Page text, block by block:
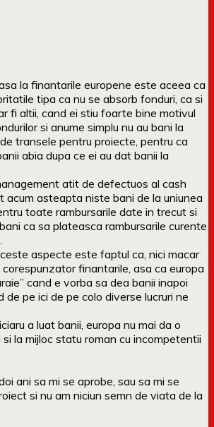
la finantarile europene este aceea ca
tipa ca nu se absorb fonduri, ca si
fi altii, cand ei stiu foarte bine motivul
si anume simplu nu au bani la
transele pentru proiecte, pentru ca
abia dupa ce ei au dat banii la
atit de defectuos al cash
acum asteapta niste bani de la uniunea
toate rambursarile date in trecut si
ca sa plateasca rambursarile curente
aspecte este faptul ca, nici macar
finantarile, asa ca europa
cand e vorba sa dea banii inapoi
de pe ici de pe colo diverse lucruri ne
a luat banii, europa nu mai da o
la mijloc statu roman cu incompetentii
ani sa mi se aprobe, sau sa mi se
si nu am niciun semn de viata de la